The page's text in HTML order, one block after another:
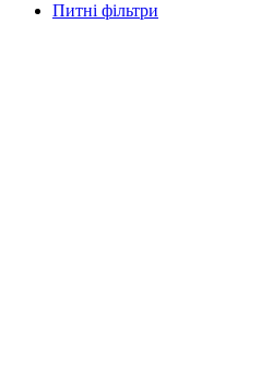
Питні фільтри